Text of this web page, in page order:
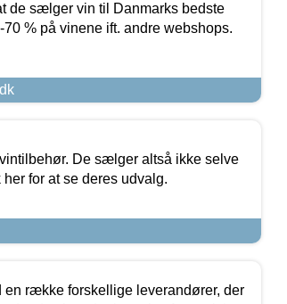
de sælger vin til Danmarks bedste
% på vinene ift. andre webshops.
De sælger altså ikke selve
for at se deres udvalg.
en række forskellige leverandører, der